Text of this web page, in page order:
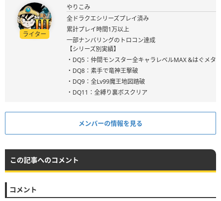
ライター
やりこみ
全ドラクエシリーズプレイ済み
累計プレイ時間1万以上
一部ナンバリングのトロコン達成
【シリーズ別実績】
・DQ5：仲間モンスター全キャラレベルMAX &はぐメタ
・DQ8：素手で竜神王撃破
・DQ9：全Lv99魔王地図踏破
・DQ11：全縛り裏ボスクリア
メンバーの情報を見る
この記事へのコメント
コメント